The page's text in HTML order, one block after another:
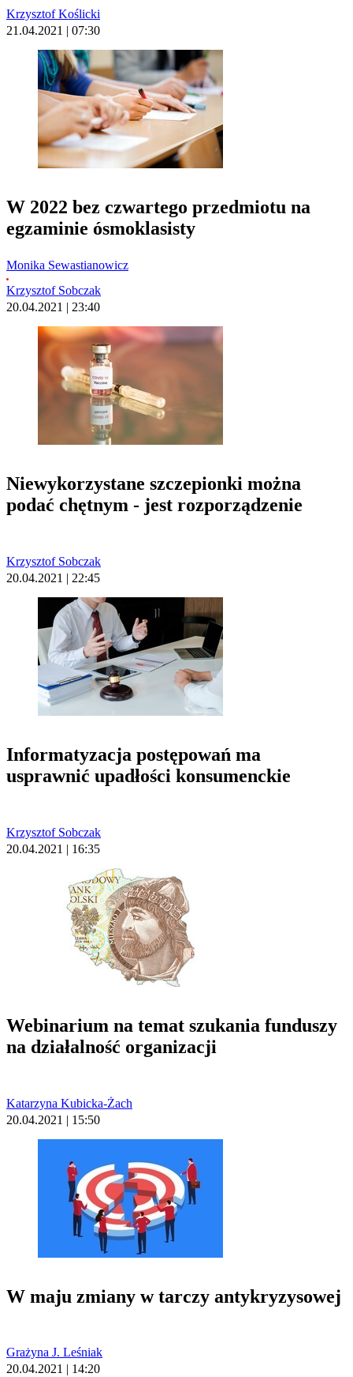
Krzysztof Koślicki
21.04.2021 | 07:30
W 2022 bez czwartego przedmiotu na
egzaminie ósmoklasisty
Monika Sewastianowicz
Krzysztof Sobczak
20.04.2021 | 23:40
Niewykorzystane szczepionki można
podać chętnym - jest rozporządzenie
Krzysztof Sobczak
20.04.2021 | 22:45
Informatyzacja postępowań ma
usprawnić upadłości konsumenckie
Krzysztof Sobczak
20.04.2021 | 16:35
Webinarium na temat szukania funduszy
na działalność organizacji
Katarzyna Kubicka-Żach
20.04.2021 | 15:50
W maju zmiany w tarczy antykryzysowej
Grażyna J. Leśniak
20.04.2021 | 14:20